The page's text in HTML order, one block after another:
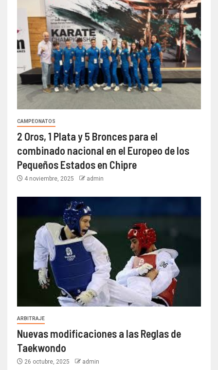
CAMPEONATOS
2 Oros, 1 Plata y 5 Bronces para el
combinado nacional en el Europeo de los
Pequeños Estados en Chipre
4 noviembre, 2025 admin
ARBITRAJE
Nuevas modificaciones a las Reglas de
Taekwondo
26 octubre, 2025 admin